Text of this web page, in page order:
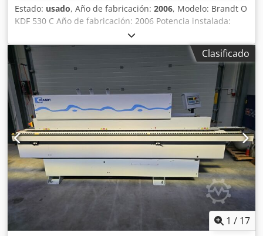
Estado: usado, Año de fabricación: 2006, Modelo: Brandt O
KDF 530 C Año de fabricación: 2006 Potencia instalada:
11,4 kW Velocidad de avance: 11 m/min Grosor de la pieza
de trabajo: 8-40 mm Grosor del borde: 0,4-6 mm Unidad
de preajuste: Sí Unidad de encolado: Sí, EVA Unidad de
corte final: Sí Unidad de corte de precisión: Sí Unidad de
redondeo de esquinas: Sí Aplicador de adhesivo: Sí
Dcsdezkfu Sopfx Akpok Unidad de pulido: Sí
Clasificado
1 / 17